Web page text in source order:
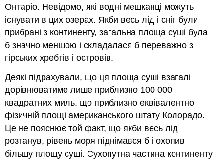
Онтаріо. Невідомо, які водні мешканці можуть
існувати в цих озерах. Якби весь лід і сніг були
прибрані з континенту, загальна площа суші була
б значно меншою і складалася б переважно з
гірських хребтів і островів.
Деякі підрахували, що ця площа суші взагалі
дорівнюватиме лише приблизно 100 000
квадратних миль, що приблизно еквівалентно
фізичній площі американського штату Колорадо.
Це не пояснює той факт, що якби весь лід
розтанув, рівень моря піднімався б і охопив
більшу площу суші. Сухопутна частина континенту